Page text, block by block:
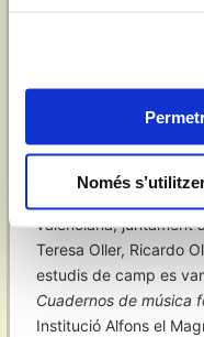
Només
trobem també la
primers anys 50, per
Musicologia i Folklore,
valenciana, juntament
Teresa Oller, Ricardo
estudis de camp es
Cuadernos de música
Institució Alfons el